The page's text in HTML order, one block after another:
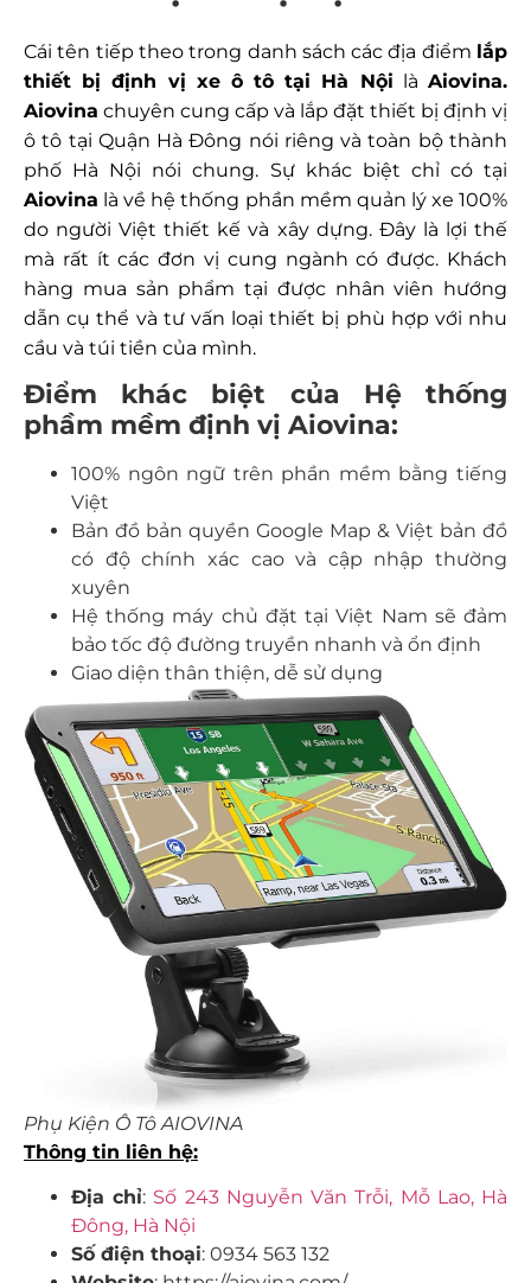
Cái tên tiếp theo trong danh sách các địa điểm lắp
thiết bị định vị xe ô tô tại Hà Nội làAiovina.
Aiovina chuyên cung cấp và lắp đặt thiết bị định vị
ô tô tại Quận Hà Đông nói riêng và toàn bộ thành
phố Hà Nội nói chung. Sự khác biệt chỉ có tại
Aiovina là về hệ thống phần mềm quản lý xe 100%
do người Việt thiết kế và xây dựng. Đây là lợi thế
mà rất ít các đơn vị cung ngành có được. Khách
hàng mua sản phẩm tại được nhân viên hướng
dẫn cụ thể và tư vấn loại thiết bị phù hợp với nhu
cầu và túi tiền của mình.
Điểm khác biệt của Hệ thống
phầm mềm định vị Aiovina:
100% ngôn ngữ trên phần mềm bằng tiếng
Việt
Bản đồ bản quyền Google Map & Việt bản đồ
có độ chính xác cao và cập nhập thường
xuyên
Hệ thống máy chủ đặt tại Việt Nam sẽ đảm
bảo tốc độ đường truyền nhanh và ổn định
Giao diện thân thiện, dễ sử dụng
Phụ Kiện Ô Tô AIOVINA
Thông tin liên hệ:
Địa chỉ: Số 243 Nguyễn Văn Trỗi, Mỗ Lao, Hà
Đông, Hà Nội
Số điện thoại: 0934 563 132